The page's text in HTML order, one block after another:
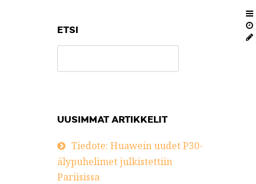
ETSI
UUSIMMAT ARTIKKELIT
Tiedote: Huawein uudet P30-
älypuhelimet julkistettiin
Pariisissa